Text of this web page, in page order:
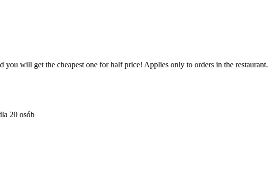
you will get the cheapest one for half price! Applies only to orders in the restaurant.
20 osób